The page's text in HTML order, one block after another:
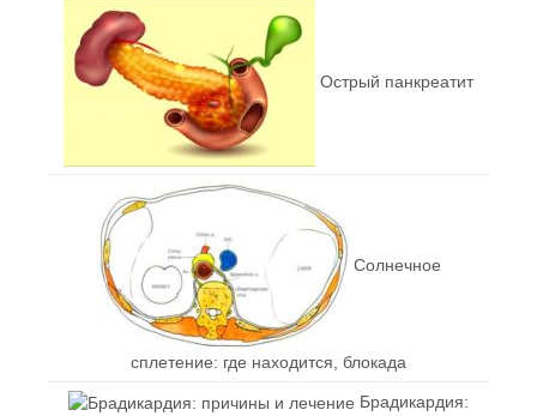
Острый панкреатит
Солнечное
сплетение: где находится, блокада
Брадикардия: